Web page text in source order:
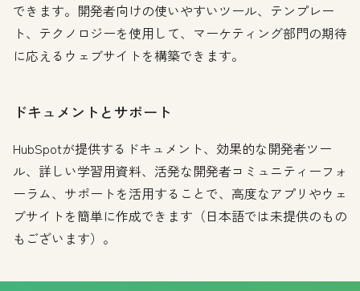
できます。開発者向けの使いやすいツール、テンプレー
ト、テクノロジーを使用して、マーケティング部門の期待
に応えるウェブサイトを構築できます。
ドキュメントとサポート
HubSpotが提供するドキュメント、効果的な開発者ツー
ル、詳しい学習用資料、活発な開発者コミュニティーフォ
ーラム、サポートを活用することで、高度なアプリやウェ
ブサイトを簡単に作成できます（日本語では未提供のもの
もございます）。